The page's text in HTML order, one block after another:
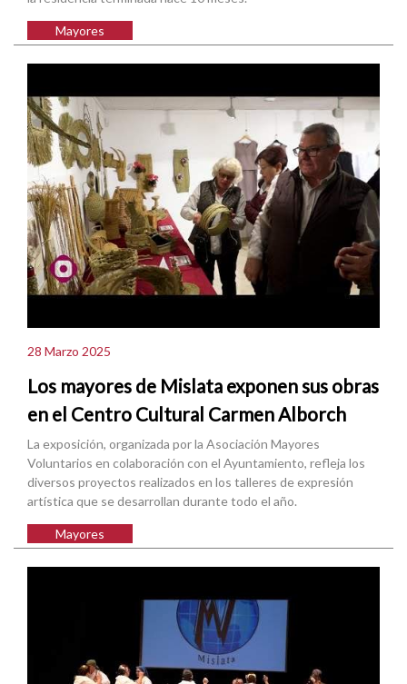
Mayores
28 Marzo 2025
Los mayores de Mislata exponen sus obras
en el Centro Cultural Carmen Alborch
La exposición, organizada por la Asociación Mayores
Voluntarios en colaboración con el Ayuntamiento, refleja los
diversos proyectos realizados en los talleres de expresión
artística que se desarrollan durante todo el año.
Mayores